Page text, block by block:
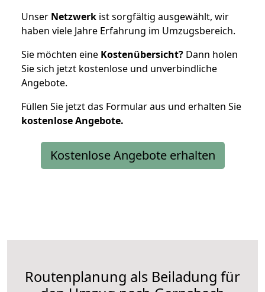
Unser Netzwerk ist sorgfältig ausgewählt, wir
haben viele Jahre Erfahrung im Umzugsbereich.
Sie möchten eine Kostenübersicht? Dann holen
Sie sich jetzt kostenlose und unverbindliche
Angebote.
Füllen Sie jetzt das Formular aus und erhalten Sie
kostenloseAngebote.
Kostenlose Angebote erhalten
Routenplanung als Beiladung für